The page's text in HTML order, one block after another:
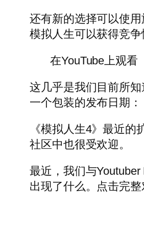
还有新的选择可以使
模拟人生可以获得竞
在YouTube上观看
这几乎是我们目前所
一个包装的发布日期：
《模拟人生4》最近
社区中也很受欢迎。
最近，我们与
出现了什么。点击完